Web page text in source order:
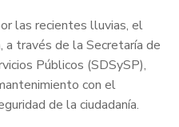
las recientes lluvias, el
a través de la Secretaría de
Públicos (SDSySP),
con el
de la ciudadanía.